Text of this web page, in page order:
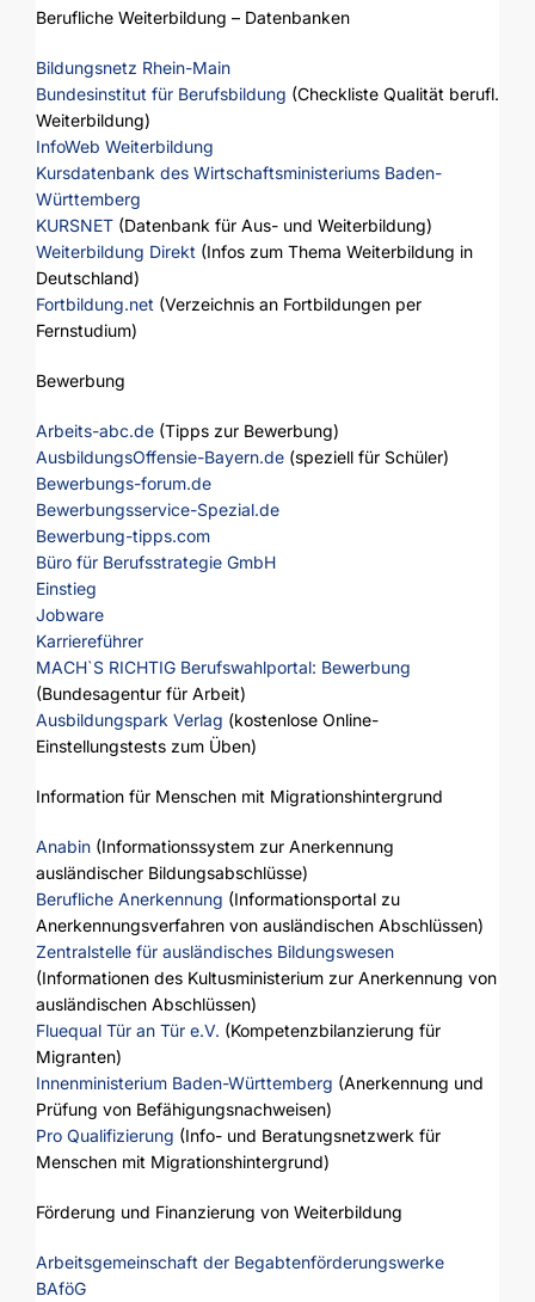
Berufliche Weiterbildung – Datenbanken
Bildungsnetz Rhein-Main
Bundesinstitut für Berufsbildung (Checkliste Qualität berufl.
Weiterbildung)
InfoWeb Weiterbildung
Kursdatenbank des Wirtschaftsministeriums Baden-
Württemberg
KURSNET (Datenbank für Aus- und Weiterbildung)
Weiterbildung Direkt (Infos zum Thema Weiterbildung in
Deutschland)
Fortbildung.net (Verzeichnis an Fortbildungen per
Fernstudium)
Bewerbung
Arbeits-abc.de (Tipps zur Bewerbung)
AusbildungsOffensie-Bayern.de (speziell für Schüler)
Bewerbungs-forum.de
Bewerbungsservice-Spezial.de
Bewerbung-tipps.com
Büro für Berufsstrategie GmbH
Einstieg
Jobware
Karriereführer
MACH`S RICHTIG Berufswahlportal: Bewerbung
(Bundesagentur für Arbeit)
Ausbildungspark Verlag (kostenlose Online-
Einstellungstests zum Üben)
Information für Menschen mit Migrationshintergrund
Anabin (Informationssystem zur Anerkennung
ausländischer Bildungsabschlüsse)
Berufliche Anerkennung (Informationsportal zu
Anerkennungsverfahren von ausländischen Abschlüssen)
Zentralstelle für ausländisches Bildungswesen
(Informationen des Kultusministerium zur Anerkennung von
ausländischen Abschlüssen)
Fluequal Tür an Tür e.V. (Kompetenzbilanzierung für
Migranten)
Innenministerium Baden-Württemberg (Anerkennung und
Prüfung von Befähigungsnachweisen)
Pro Qualifizierung (Info- und Beratungsnetzwerk für
Menschen mit Migrationshintergrund)
Förderung und Finanzierung von Weiterbildung
Arbeitsgemeinschaft der Begabtenförderungswerke
BAföG